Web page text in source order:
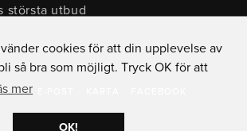
största utbud
00
cookies för att din upplevelse av
så bra som möjligt. Tryck OK för att
mer
OK!